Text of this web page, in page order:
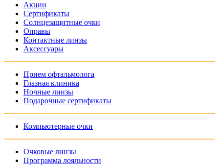
Акции
Сертификаты
Солнцезащитные очки
Оправы
Контактные линзы
Аксессуары
Прием офтальмолога
Глазная клиника
Ночные линзы
Подарочные сертификаты
Компьютерные очки
Очковые линзы
Программа лояльности